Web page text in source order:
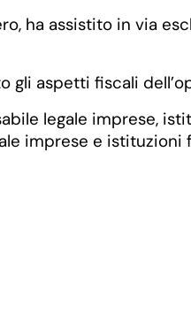
ha assistito in via
gli aspetti fiscali
legale imprese,
imprese e istituzioni